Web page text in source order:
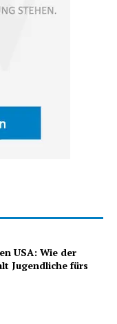
USA: Wie der
Jugendliche fürs